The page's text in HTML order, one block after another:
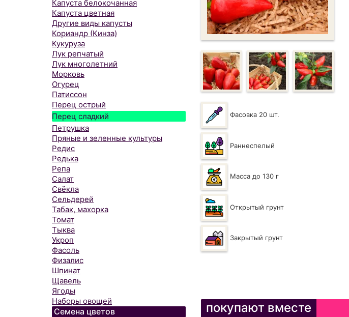
Капуста белокочанная
Капуста цветная
Другие виды капусты
Кориандр (Кинза)
Кукуруза
Лук репчатый
Лук многолетний
Морковь
Огурец
Патиссон
Перец острый
Перец сладкий
Петрушка
Пряные и зеленные культуры
Редис
Редька
Репа
Салат
Свёкла
Сельдерей
Табак, махорка
Томат
Тыква
Укроп
Фасоль
Физалис
Шпинат
Щавель
Ягоды
Наборы овощей
Семена цветов
Фасовка 20 шт.
Раннеспелый
Масса до 130 г
Открытый грунт
Закрытый грунт
покупают вместе